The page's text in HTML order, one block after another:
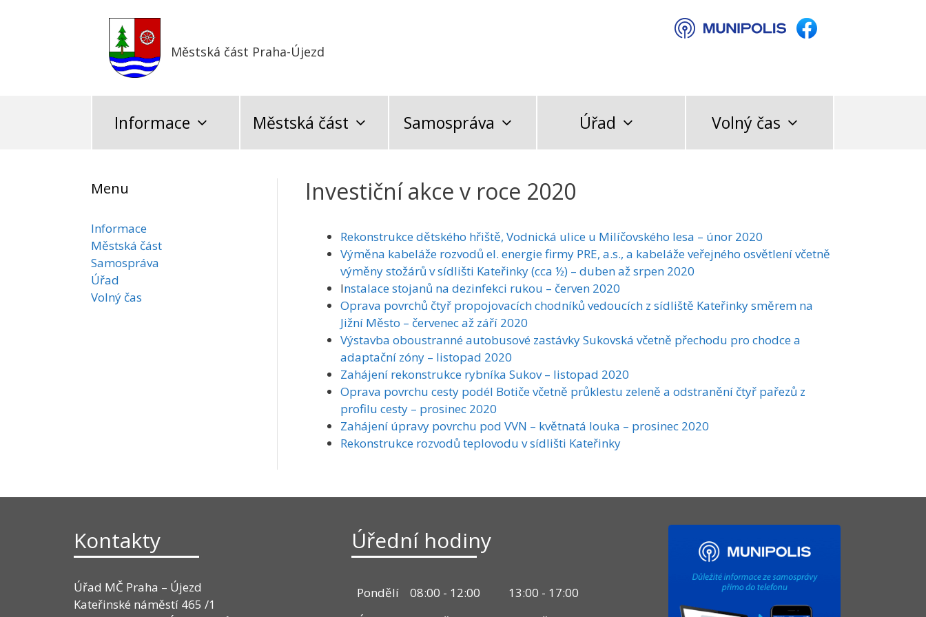
Městská část Praha-Újezd
Informace Městská část Samospráva Úřad Volný čas
Investiční akce v roce 2020
Rekonstrukce dětského hřiště, Vodnická ulice u Milíčovského lesa – únor 2020
Výměna kabeláže rozvodů el. energie firmy PRE, a.s., a kabeláže veřejného osvětlení včetně
výměny stožárů v sídlišti Kateřinky (cca ½) – duben až srpen 2020
Instalace stojanů na dezinfekci rukou – červen 2020
Oprava povrchů čtyř propojovacích chodníků vedoucích z sídliště Kateřinky směrem na
Jižní Město – červenec až září 2020
Výstavba oboustranné autobusové zastávky Sukovská včetně přechodu pro chodce a
adaptační zóny – listopad 2020
Zahájení rekonstrukce rybníka Sukov – listopad 2020
Oprava povrchu cesty podél Botiče včetně průklestu zeleně a odstranění čtyř pařezů z
profilu cesty – prosinec 2020
Zahájení úpravy povrchu pod VVN – květnatá louka – prosinec 2020
Rekonstrukce rozvodů teplovodu v sídlišti Kateřinky
Menu
Informace
Městská část
Samospráva
Úřad
Volný čas
Kontakty
Úřad MČ Praha – Újezd
Kateřinské náměstí 465 /1
Úřední hodiny
Pondělí 08:00 - 12:00
13:00 - 17:00